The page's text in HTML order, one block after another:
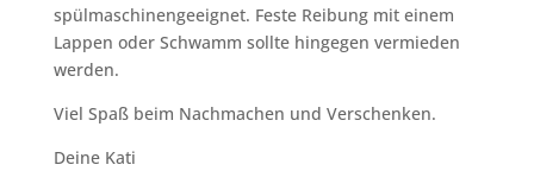
spülmaschinengeeignet. Feste Reibung mit einem
Lappen oder Schwamm sollte hingegen vermieden
werden.
Viel Spaß beim Nachmachen und Verschenken.
Deine Kati